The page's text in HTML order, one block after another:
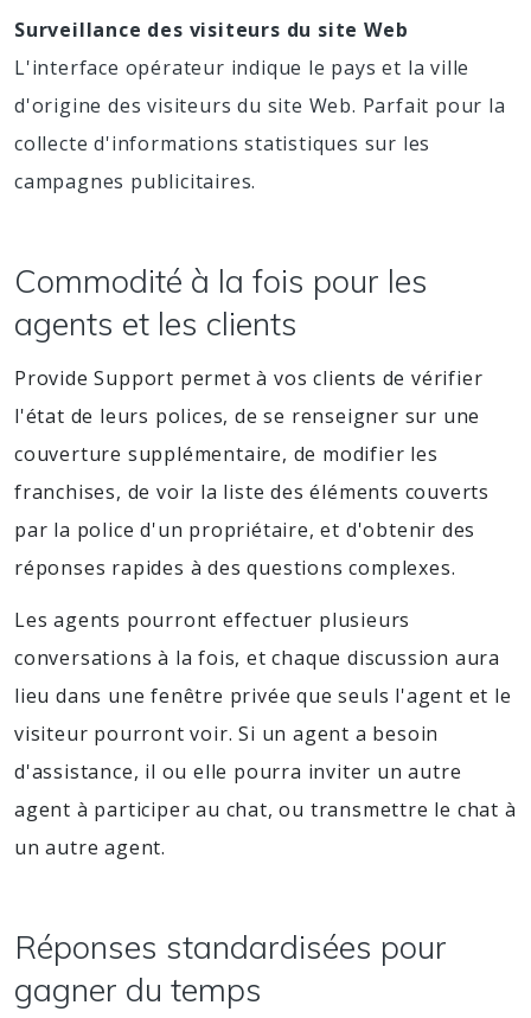
Surveillance des visiteurs du site Web
L'interface opérateur indique le pays et la ville
d'origine des visiteurs du site Web. Parfait pour la
collecte d'informations statistiques sur les
campagnes publicitaires.
Commodité à la fois pour les
agents et les clients
Provide Support permet à vos clients de vérifier
l'état de leurs polices, de se renseigner sur une
couverture supplémentaire, de modifier les
franchises, de voir la liste des éléments couverts
par la police d'un propriétaire, et d'obtenir des
réponses rapides à des questions complexes.
Les agents pourront effectuer plusieurs
conversations à la fois, et chaque discussion aura
lieu dans une fenêtre privée que seuls l'agent et le
visiteur pourront voir. Si un agent a besoin
d'assistance, il ou elle pourra inviter un autre
agent à participer au chat, ou transmettre le chat à
un autre agent.
Réponses standardisées pour
gagner du temps